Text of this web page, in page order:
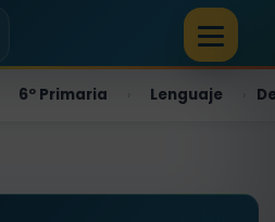
6º Primaria Lenguaje